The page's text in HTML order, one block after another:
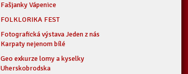
Fašjanky Vápenice
FOLKLORIKA FEST
Fotografická výstava Jeden z nás
Karpaty nejenom bílé
Geo exkurze lomy a kyselky
Uherskobrodska